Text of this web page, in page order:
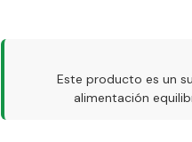
Este producto es un
alimentación